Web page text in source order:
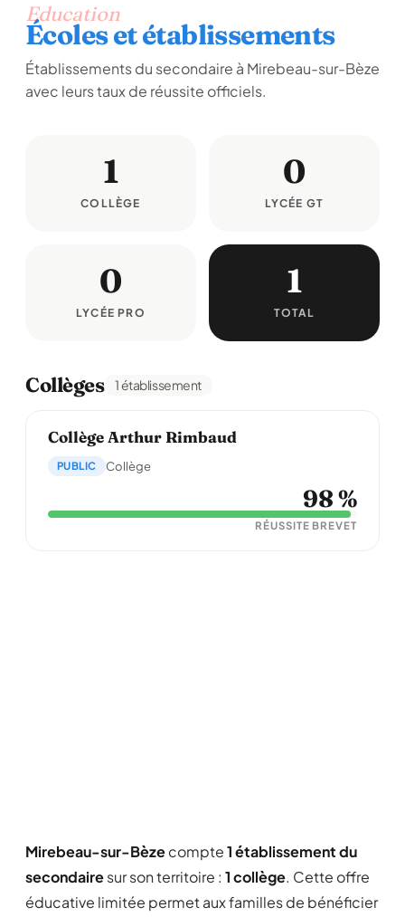
Education
Écoles et établissements
Établissements du secondaire à Mirebeau-sur-Bèze
avec leurs taux de réussite officiels.
1
COLLÈGE
0
LYCÉE GT
0
LYCÉE PRO
1
TOTAL
Collèges 1 établissement
Collège Arthur Rimbaud
PUBLIC Collège
98 %
RÉUSSITE BREVET
Mirebeau-sur-Bèzecompte1 établissement du
secondairesur son territoire : 1 collège. Cette offre
éducative limitée permet aux familles de bénéficier